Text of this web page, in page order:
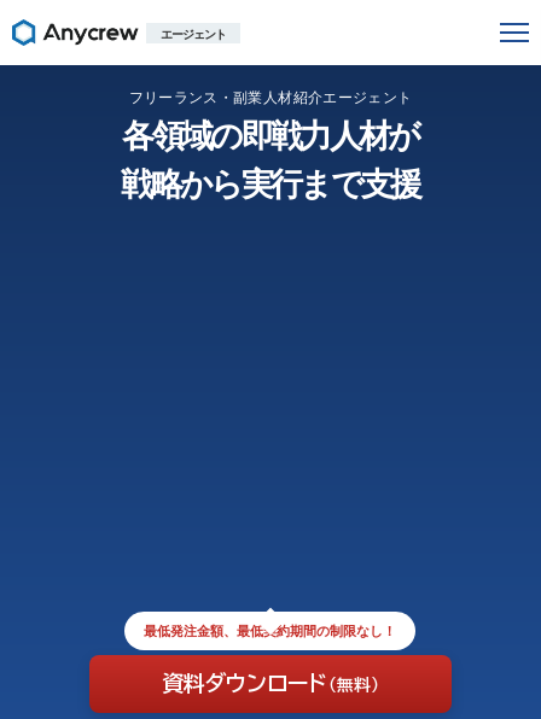
エージェント
フリーランス・副業人材紹介エージェント
各領域の即戦力人材が
戦略から実行まで支援
最低発注金額、最低契約期間の制限なし！
資料ダウンロード（無料）